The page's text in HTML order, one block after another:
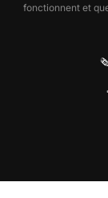
fonctionnent et
🗞️